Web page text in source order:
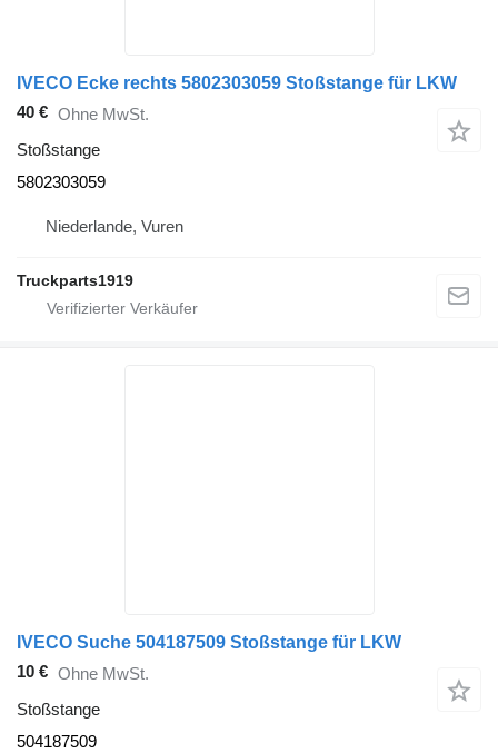
IVECO Ecke rechts 5802303059 Stoßstange für LKW
40 € Ohne MwSt.
Stoßstange
5802303059
Niederlande, Vuren
Truckparts1919
IVECO Suche 504187509 Stoßstange für LKW
10 € Ohne MwSt.
Stoßstange
504187509